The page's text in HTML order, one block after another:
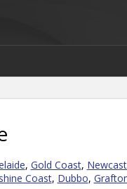
, Gold Coast,
Coast, Dubbo,